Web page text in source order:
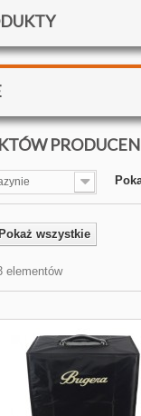
Pokaż wszystkie
elementów